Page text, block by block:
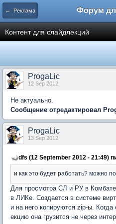
← Реклама
Контент для слайдлекций
ProgaLic
12 Sep 2012
Не актуально.
Сообщение отредактировал
ProgaLic
13 Sep 2012
dfs (12 September 2012 - 21:49)
и как это будет работать? можно
Для просмотра СЛ и РУ в
в ЛИКе. Создается в системе
и на него копируются zip-ы.
екцию она грузится не через